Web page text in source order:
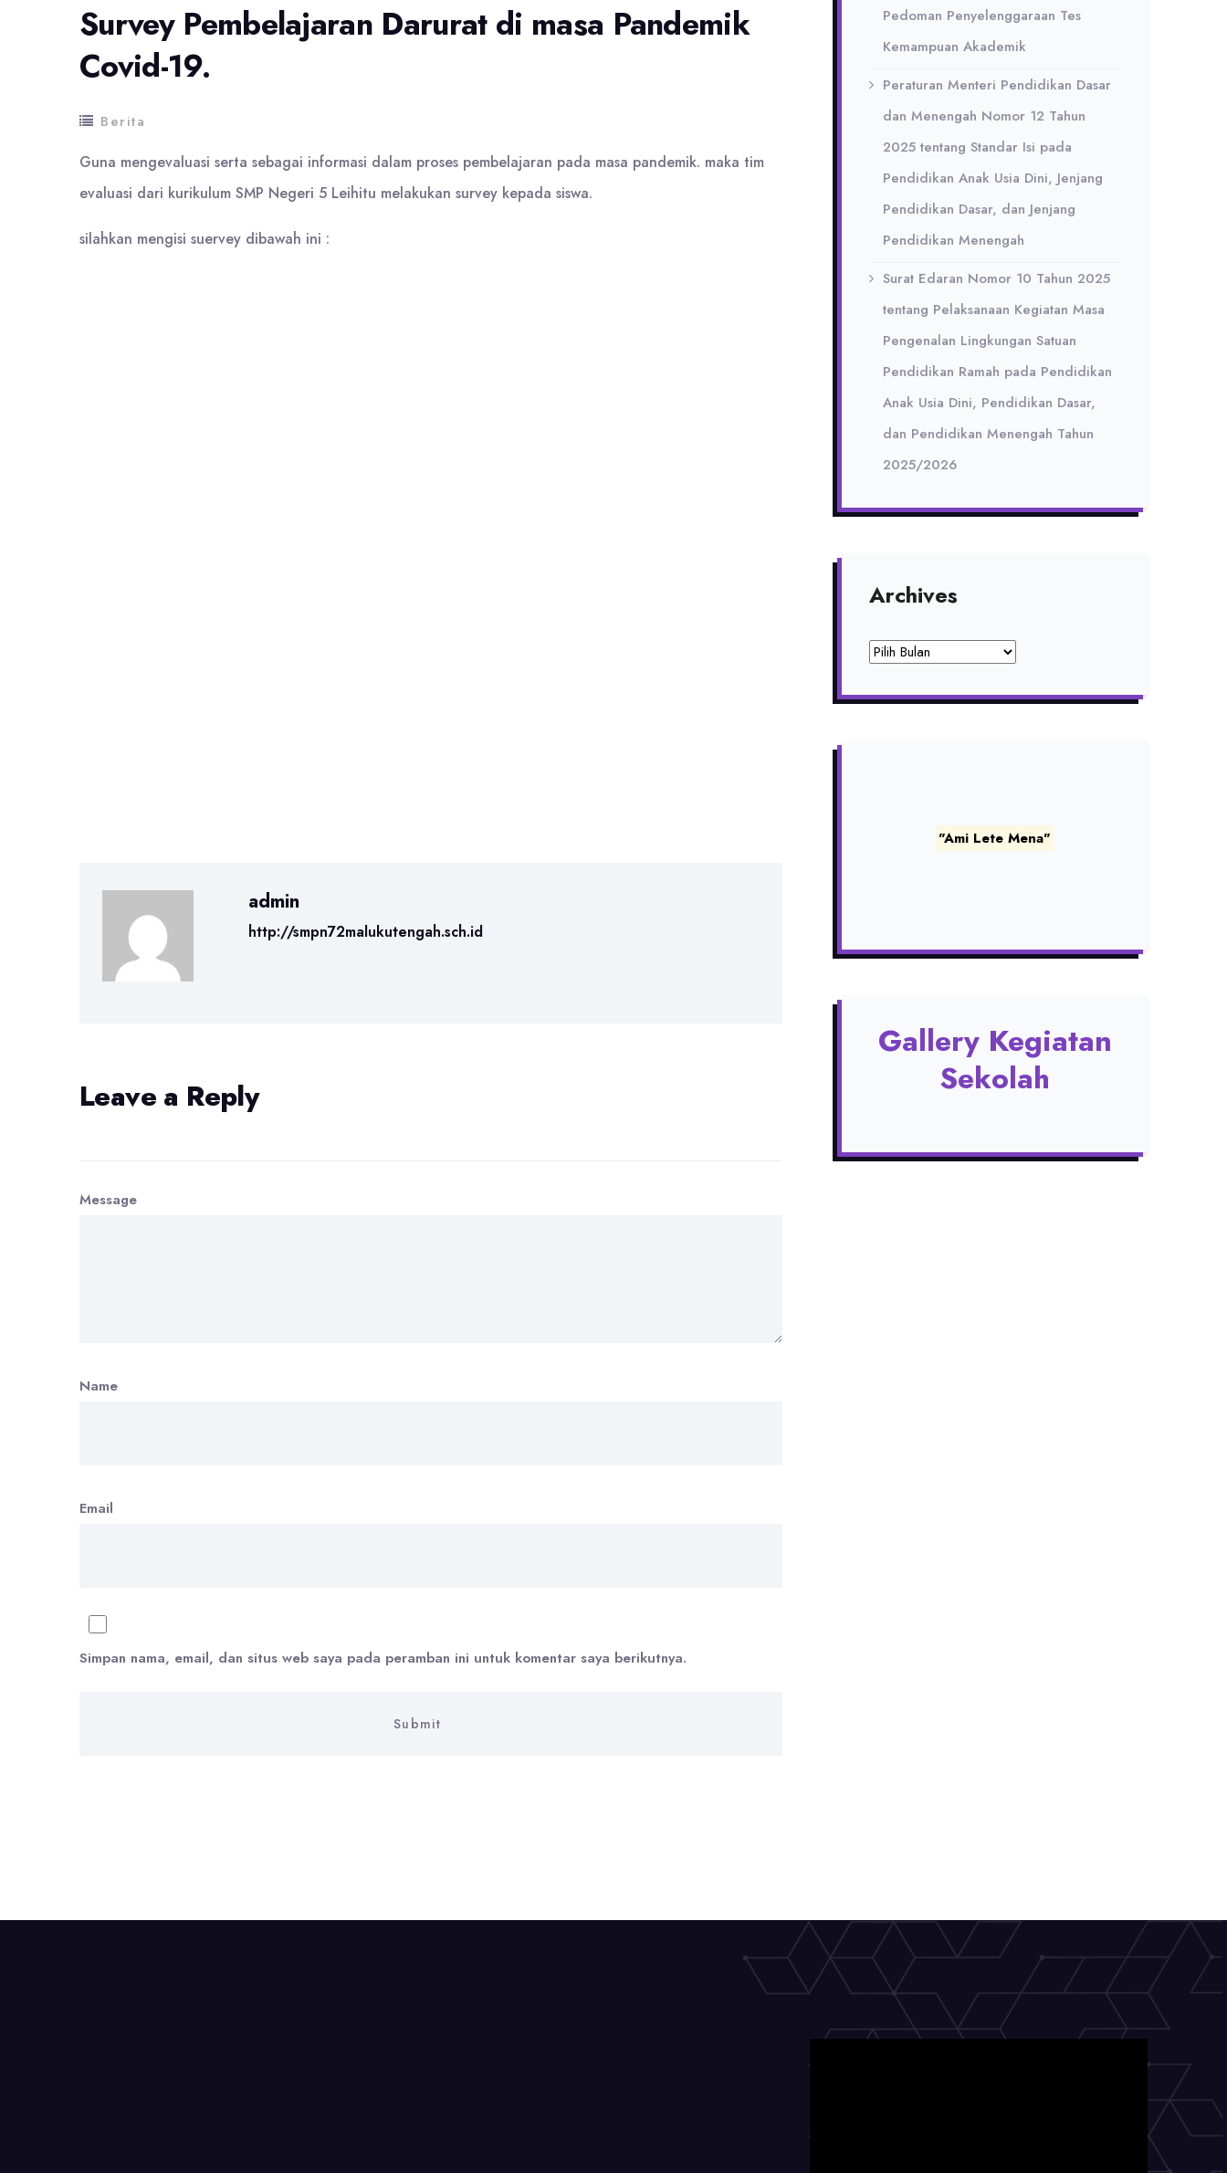
Survey Pembelajaran Darurat di masa Pandemik
Covid-19.
Berita
Guna mengevaluasi serta sebagai informasi dalam proses pembelajaran pada masa pandemik. maka tim
evaluasi dari kurikulum SMP Negeri 5 Leihitu melakukan survey kepada siswa.
silahkan mengisi suervey dibawah ini :
admin
http://smpn72malukutengah.sch.id
Leave a Reply
Message
Name
Email
Simpan nama, email, dan situs web saya pada peramban ini untuk komentar saya berikutnya.
Pedoman Penyelenggaraan Tes
Kemampuan Akademik
Peraturan Menteri Pendidikan Dasar
dan Menengah Nomor 12 Tahun
2025 tentang Standar Isi pada
Pendidikan Anak Usia Dini, Jenjang
Pendidikan Dasar, dan Jenjang
Pendidikan Menengah
Surat Edaran Nomor 10 Tahun 2025
tentang Pelaksanaan Kegiatan Masa
Pengenalan Lingkungan Satuan
Pendidikan Ramah pada Pendidikan
Anak Usia Dini, Pendidikan Dasar,
dan Pendidikan Menengah Tahun
2025/2026
Archives
Archives
"Ami Lete Mena"
Gallery Kegiatan
Sekolah